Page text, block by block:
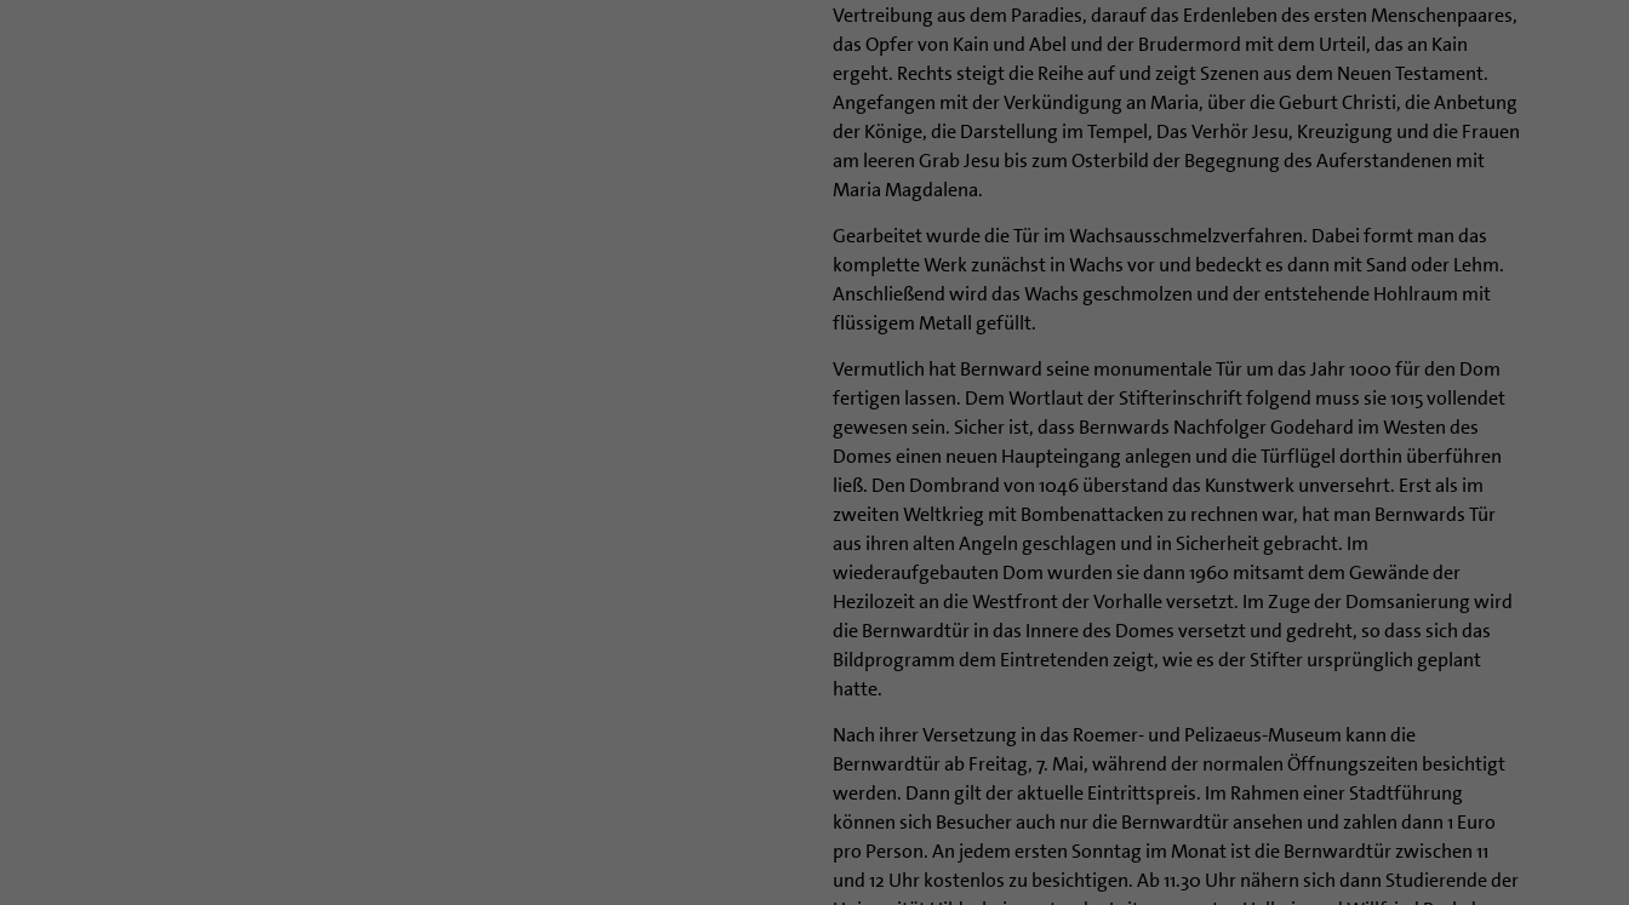
Vertreibung aus dem Paradies, darauf das Erdenleben des ersten Menschenpaares,
das Opfer von Kain und Abel und der Brudermord mit dem Urteil, das an Kain
ergeht. Rechts steigt die Reihe auf und zeigt Szenen aus dem Neuen Testament.
Angefangen mit der Verkündigung an Maria, über die Geburt Christi, die Anbetung
der Könige, die Darstellung im Tempel, Das Verhör Jesu, Kreuzigung und die Frauen
am leeren Grab Jesu bis zum Osterbild der Begegnung des Auferstandenen mit
Maria Magdalena.
Gearbeitet wurde die Tür im Wachsausschmelzverfahren. Dabei formt man das
komplette Werk zunächst in Wachs vor und bedeckt es dann mit Sand oder Lehm.
Anschließend wird das Wachs geschmolzen und der entstehende Hohlraum mit
flüssigem Metall gefüllt.
Vermutlich hat Bernward seine monumentale Tür um das Jahr 1000 für den Dom
fertigen lassen. Dem Wortlaut der Stifterinschrift folgend muss sie 1015 vollendet
gewesen sein. Sicher ist, dass Bernwards Nachfolger Godehard im Westen des
Domes einen neuen Haupteingang anlegen und die Türflügel dorthin überführen
ließ. Den Dombrand von 1046 überstand das Kunstwerk unversehrt. Erst als im
zweiten Weltkrieg mit Bombenattacken zu rechnen war, hat man Bernwards Tür
aus ihren alten Angeln geschlagen und in Sicherheit gebracht. Im
wiederaufgebauten Dom wurden sie dann 1960 mitsamt dem Gewände der
Hezilozeit an die Westfront der Vorhalle versetzt. Im Zuge der Domsanierung wird
die Bernwardtür in das Innere des Domes versetzt und gedreht, so dass sich das
Bildprogramm dem Eintretenden zeigt, wie es der Stifter ursprünglich geplant
hatte.
Nach ihrer Versetzung in das Roemer- und Pelizaeus-Museum kann die
Bernwardtür ab Freitag, 7. Mai, während der normalen Öffnungszeiten besichtigt
werden. Dann gilt der aktuelle Eintrittspreis. Im Rahmen einer Stadtführung
können sich Besucher auch nur die Bernwardtür ansehen und zahlen dann 1 Euro
pro Person. An jedem ersten Sonntag im Monat ist die Bernwardtür zwischen 11
und 12 Uhr kostenlos zu besichtigen. Ab 11.30 Uhr nähern sich dann Studierende der